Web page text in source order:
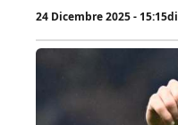
24 Dicembre 2025 - 15:15di